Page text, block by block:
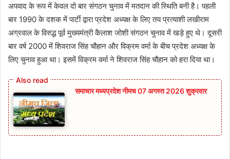
अपवाद के रूप में केवल दो बार संगठन चुनाव में मतदान की स्थिति बनी है। पहली
बार 1990 के दशक में पार्टी द्वारा प्रदेश अध्यक्ष के लिए तय प्रत्याशी लखीराम
अग्रवाल के विरुद्ध पूर्व मुख्यमंत्री कैलाश जोशी संगठन चुनाव में खड़े हुए थे। दूसरी
बार वर्ष 2000 में शिवराज सिंह चौहान और विक्रम वर्मा के बीच प्रदेश अध्यक्ष के
लिए चुनाव हुआ था। इसमें विक्रम वर्मा ने शिवराज सिंह चौहान को हरा दिया था।
समाचार मध्यप्रदेश नीमच 07 अगस्त 2026 शुक्रवार